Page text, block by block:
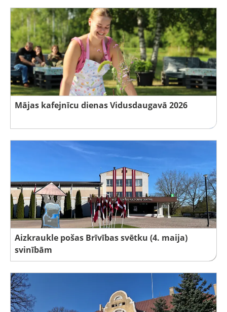
Mājas kafejnīcu dienas Vidusdaugavā 2026
Aizkraukle pošas Brīvības svētku (4. maija)
svinībām